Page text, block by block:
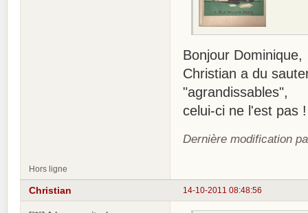
Bonjour Dominique,
Christian a du
"agrandissables",
celui-ci ne l'est pas !
Dernière modification
Hors ligne
14-10-2011 08:48:56
Christian